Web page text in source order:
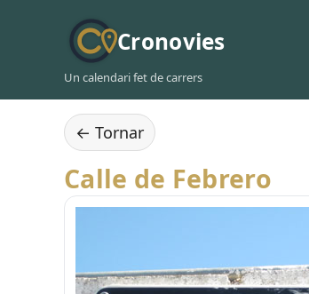
Cronovies
Un calendari fet de carrers
← Tornar
Calle de Febrero